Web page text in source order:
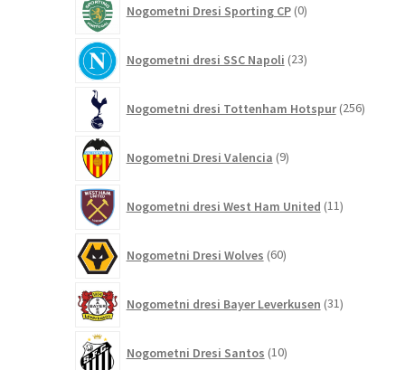
Nogometni Dresi Sporting CP 0izdelkov
Nogometni dresi SSC Napoli 23izdelkov
Nogometni dresi Tottenham Hotspur 256
Nogometni Dresi Valencia 9izdelkov
Nogometni dresi West Ham United 11izdelkov
Nogometni Dresi Wolves 60izdelkov
Nogometni dresi Bayer Leverkusen 31izdelkov
Nogometni Dresi Santos 10izdelkov